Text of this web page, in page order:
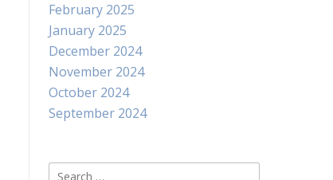
February 2025
January 2025
December 2024
November 2024
October 2024
September 2024
Search